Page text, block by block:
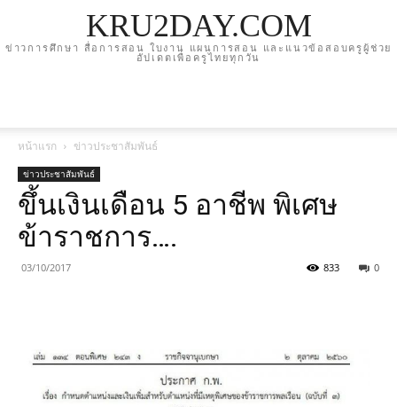
KRU2DAY.COM
ข่าวการศึกษา สื่อการสอน ใบงาน แผนการสอน และแนวข้อสอบครูผู้ช่วย
อัปเดตเพื่อครูไทยทุกวัน
หน้าแรก ข่าวประชาสัมพันธ์
ข่าวประชาสัมพันธ์
ขึ้นเงินเดือน 5 อาชีพ พิเศษ
ข้าราชการ….
03/10/2017 0
833